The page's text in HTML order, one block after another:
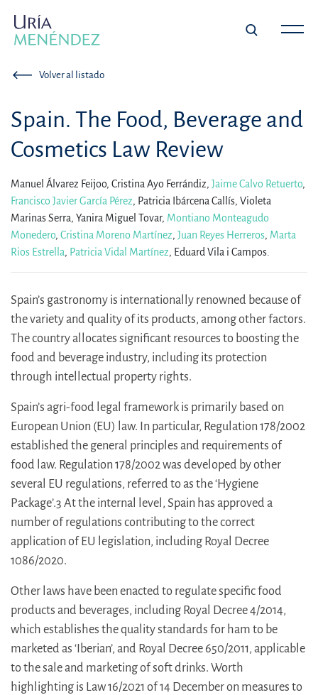
Volver al listado
Spain. The Food, Beverage and
Cosmetics Law Review
Manuel Álvarez Feijoo, Cristina Ayo Ferrándiz, Jaime Calvo Retuerto,
Francisco Javier García Pérez, Patricia Ibárcena Callís, Violeta
Marinas Serra, Yanira Miguel Tovar, Montiano Monteagudo
Monedero, Cristina Moreno Martínez, Juan Reyes Herreros, Marta
Rios Estrella, Patricia Vidal Martínez, Eduard Vila i Campos.
Spain’s gastronomy is internationally renowned because of
the variety and quality of its products, among other factors.
The country allocates significant resources to boosting the
food and beverage industry, including its protection
through intellectual property rights.
Spain’s agri-food legal framework is primarily based on
European Union (EU) law. In particular, Regulation 178/2002
established the general principles and requirements of
food law. Regulation 178/2002 was developed by other
several EU regulations, referred to as the ‘Hygiene
Package’.3 At the internal level, Spain has approved a
number of regulations contributing to the correct
application of EU legislation, including Royal Decree
1086/2020.
Other laws have been enacted to regulate specific food
products and beverages, including Royal Decree 4/2014,
which establishes the quality standards for ham to be
marketed as ‘Iberian’, and Royal Decree 650/2011, applicable
to the sale and marketing of soft drinks. Worth
highlighting is Law 16/2021 of 14 December on measures to